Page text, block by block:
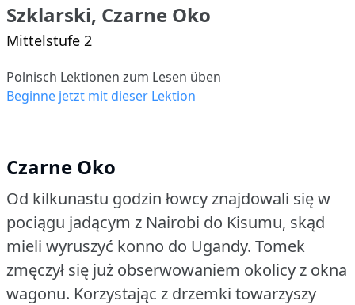
Szklarski, Czarne Oko
Mittelstufe 2
Polnisch Lektionen zum Lesen üben
Beginne jetzt mit dieser Lektion
Czarne Oko
Od kilkunastu godzin łowcy znajdowali się w
pociągu jadącym z Nairobi do Kisumu, skąd
mieli wyruszyć konno do Ugandy. Tomek
zmęczył się już obserwowaniem okolicy z okna
wagonu. Korzystając z drzemki towarzyszy